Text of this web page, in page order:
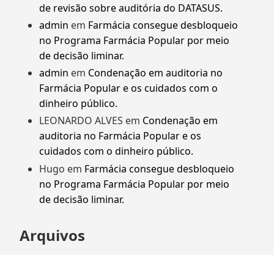
de revisão sobre auditória do DATASUS.
admin em Farmácia consegue desbloqueio
no Programa Farmácia Popular por meio
de decisão liminar.
admin em Condenação em auditoria no
Farmácia Popular e os cuidados com o
dinheiro público.
LEONARDO ALVES em Condenação em
auditoria no Farmácia Popular e os
cuidados com o dinheiro público.
Hugo em Farmácia consegue desbloqueio
no Programa Farmácia Popular por meio
de decisão liminar.
Arquivos